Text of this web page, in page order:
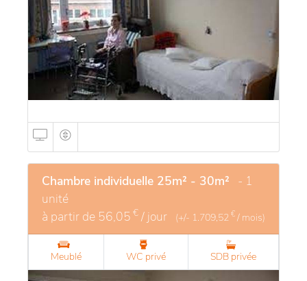
Chambre individuelle 25m² - 30m² - 1
unité
à partir de 56,05 € / jour (+/- 1.709,52 € / mois)
Meublé WC privé SDB privée